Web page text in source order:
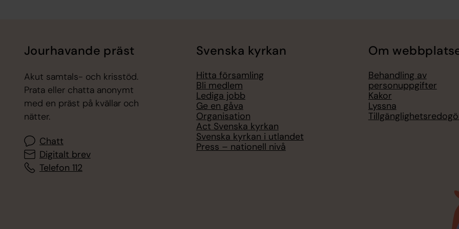
Jourhavande präst
Akut samtals- och krisstöd.
Prata eller chatta anonymt
med en präst på kvällar och
nätter.
Chatt
Digitalt brev
Telefon 112
Svenska kyrkan
Hitta församling
Bli medlem
Lediga jobb
Ge en gåva
Organisation
Act Svenska kyrkan
Svenska kyrkan i utlandet
Press – nationell nivå
Om
Behandling av
personuppgifter
Kakor
Lyssna